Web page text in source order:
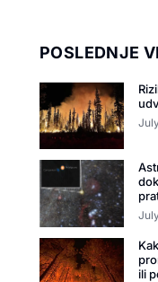
POSLEDNJE
ili